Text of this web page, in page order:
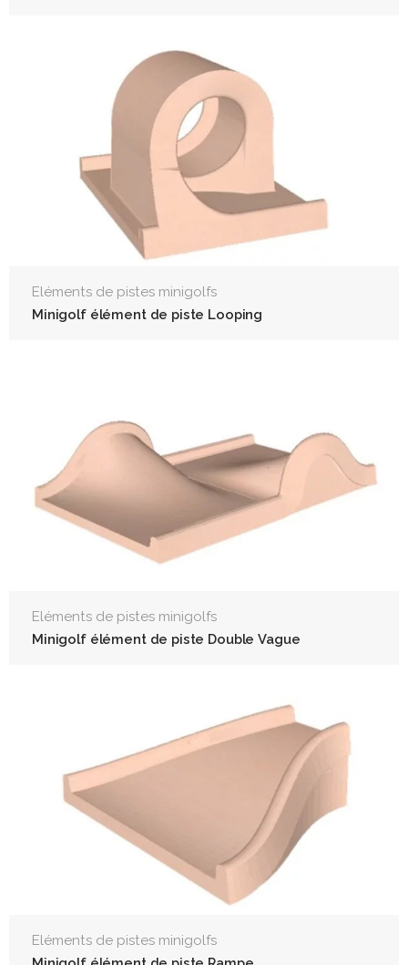
Eléments de pistes minigolfs
Minigolf élément de piste Looping
Eléments de pistes minigolfs
Minigolf élément de piste Double Vague
Eléments de pistes minigolfs